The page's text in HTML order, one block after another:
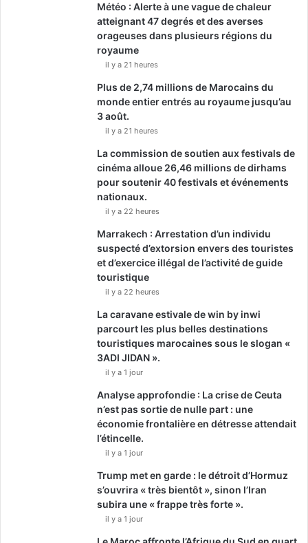
Météo : Alerte à une vague de chaleur
atteignant 47 degrés et des averses
orageuses dans plusieurs régions du
royaume
il y a 21 heures
Plus de 2,74 millions de Marocains du
monde entier entrés au royaume jusqu’au
3 août.
il y a 21 heures
La commission de soutien aux festivals de
cinéma alloue 26,46 millions de dirhams
pour soutenir 40 festivals et événements
nationaux.
il y a 22 heures
Marrakech : Arrestation d’un individu
suspecté d’extorsion envers des touristes
et d’exercice illégal de l’activité de guide
touristique
il y a 22 heures
La caravane estivale de win by inwi
parcourt les plus belles destinations
touristiques marocaines sous le slogan «
3ADI JIDAN ».
il y a 1 jour
Analyse approfondie : La crise de Ceuta
n’est pas sortie de nulle part : une
économie frontalière en détresse attendait
l’étincelle.
il y a 1 jour
Trump met en garde : le détroit d’Hormuz
s’ouvrira « très bientôt », sinon l’Iran
subira une « frappe très forte ».
il y a 1 jour